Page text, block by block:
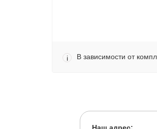
i В зависимости от